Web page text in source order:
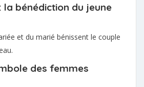
la bénédiction du jeune
et du marié bénissent le couple
des femmes